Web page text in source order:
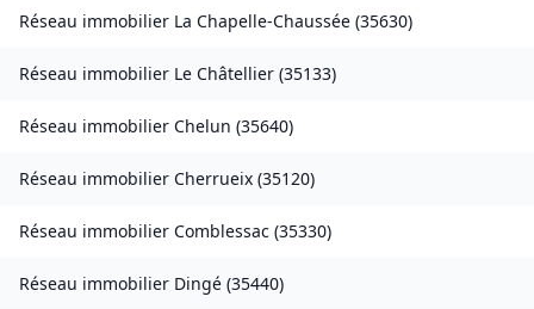
Réseau immobilier La Chapelle-Chaussée (35630)
Réseau immobilier Le Châtellier (35133)
Réseau immobilier Chelun (35640)
Réseau immobilier Cherrueix (35120)
Réseau immobilier Comblessac (35330)
Réseau immobilier Dingé (35440)